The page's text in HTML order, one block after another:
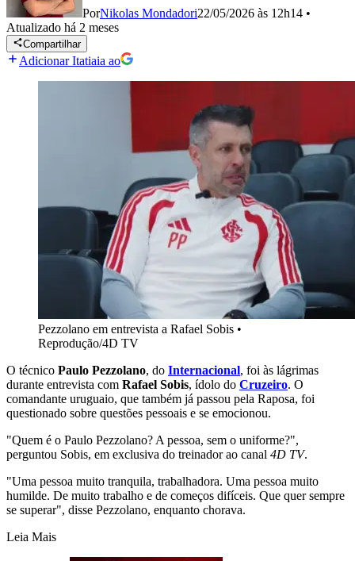
PorNikolas Mondadori22/05/2026 às 12h14 •
Atualizado há 2 meses
Compartilhar
Adicionar Itatiaia ao
Pezzolano em entrevista a Rafael Sobis •
Reprodução/4D TV
O técnico Paulo Pezzolano, do Internacional, foi às lágrimas
durante entrevista com Rafael Sobis, ídolo do Cruzeiro. O
comandante uruguaio, que também já passou pela Raposa, foi
questionado sobre questões pessoais e se emocionou.
"Quem é o Paulo Pezzolano? A pessoa, sem o uniforme?",
perguntou Sobis, em exclusiva do treinador ao canal 4D TV.
"Uma pessoa muito tranquila, trabalhadora. Uma pessoa muito
humilde. De muito trabalho e de começos difíceis. Que quer sempre
se superar", disse Pezzolano, enquanto chorava.
Leia Mais